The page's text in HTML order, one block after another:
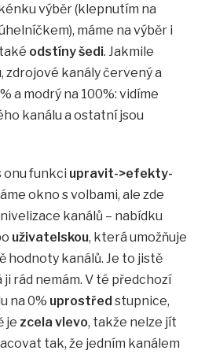
výběr (klepnutím na
máme na výběr i
odstíny šedi. Jakmile
kanály červený a
a modrý na 100%: vidíme
kanálu a ostatní jsou
onu funkci upravit->efekty-
okno s volbami, ale zde
nivelizace kanálů – nabídku
uživatelskou, která umožňuje
hodnoty kanálů. Je to jistě
rád nemám. V té předchozí
na 0% uprostřed stupnice,
je zcela vlevo, takže nelze jít
tak, že jedním kanálem